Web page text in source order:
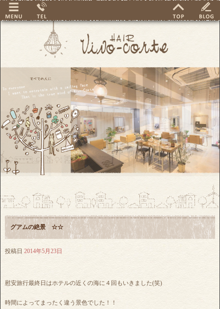
グアムの絶景 ☆☆
投稿日 2014年5月23日
慰安旅行最終日はホテルの近くの海に４回もいきました(笑)
時間によってまったく違う景色でした！！